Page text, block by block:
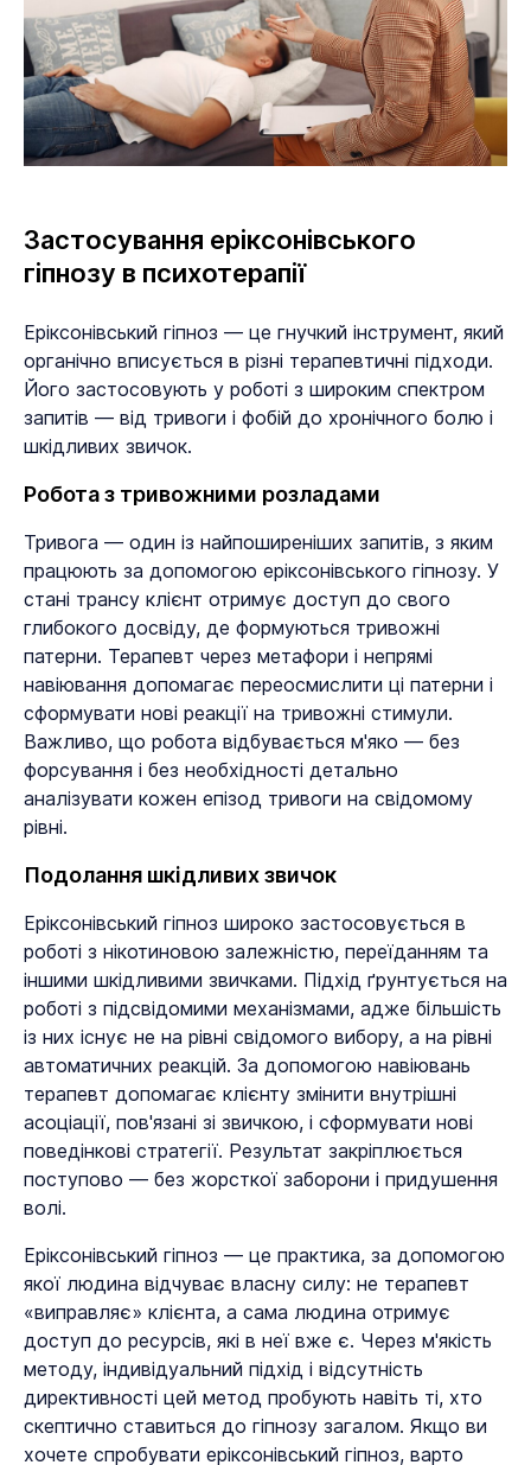
Застосування еріксонівського
гіпнозу в психотерапії
Еріксонівський гіпноз — це гнучкий інструмент, який
органічно вписується в різні терапевтичні підходи.
Його застосовують у роботі з широким спектром
запитів — від тривоги і фобій до хронічного болю і
шкідливих звичок.
Робота з тривожними розладами
Тривога — один із найпоширеніших запитів, з яким
працюють за допомогою еріксонівського гіпнозу. У
стані трансу клієнт отримує доступ до свого
глибокого досвіду, де формуються тривожні
патерни. Терапевт через метафори і непрямі
навіювання допомагає переосмислити ці патерни і
сформувати нові реакції на тривожні стимули.
Важливо, що робота відбувається м'яко — без
форсування і без необхідності детально
аналізувати кожен епізод тривоги на свідомому
рівні.
Подолання шкідливих звичок
Еріксонівський гіпноз широко застосовується в
роботі з нікотиновою залежністю, переїданням та
іншими шкідливими звичками. Підхід ґрунтується на
роботі з підсвідомими механізмами, адже більшість
із них існує не на рівні свідомого вибору, а на рівні
автоматичних реакцій. За допомогою навіювань
терапевт допомагає клієнту змінити внутрішні
асоціації, пов'язані зі звичкою, і сформувати нові
поведінкові стратегії. Результат закріплюється
поступово — без жорсткої заборони і придушення
волі.
Еріксонівський гіпноз — це практика, за допомогою
якої людина відчуває власну силу: не терапевт
«виправляє» клієнта, а сама людина отримує
доступ до ресурсів, які в неї вже є. Через м'якість
методу, індивідуальний підхід і відсутність
директивності цей метод пробують навіть ті, хто
скептично ставиться до гіпнозу загалом. Якщо ви
хочете спробувати еріксонівський гіпноз, варто